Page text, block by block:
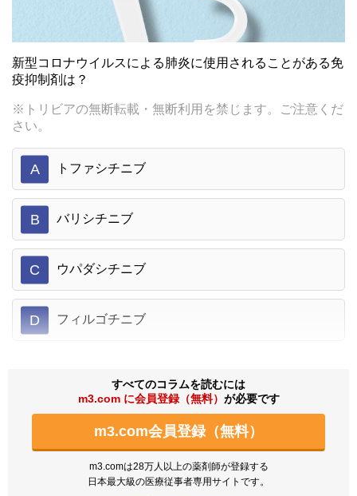
新型コロナウイルスによる肺炎に使用されることがある免
疫抑制剤は？
※トリビアの無断転載・無断利用を禁じます。ご注意くだ
さい。
A トファシチニブ
B バリシチニブ
C ウパダシチニブ
D フィルゴチニブ
すべてのコラムを読むには
m3.com に会員登録（無料） が必要です
m3.com会員登録（無料）
m3.comは28万人以上の薬剤師が登録する
日本最大級の医療従事者専用サイトです。